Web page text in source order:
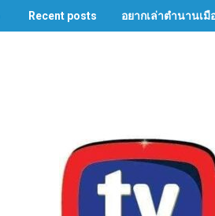
Recent posts อยากเล่าตำนานเ